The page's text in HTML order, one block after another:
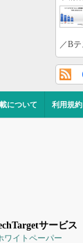
／B
について 利用規約
サービス
ワイトペーパー